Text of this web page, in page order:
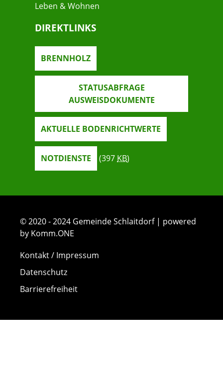
Leben & Wohnen
DIREKTLINKS
BRENNHOLZ
STATUSABFRAGE
AUSWEISDOKUMENTE
AKTUELLE BODENRICHTWERTE
NOTDIENSTE (397 KB)
© 2020 - 2024 Gemeinde Schlaitdorf | powered
by Komm.ONE
Kontakt / Impressum
Datenschutz
Barrierefreiheit